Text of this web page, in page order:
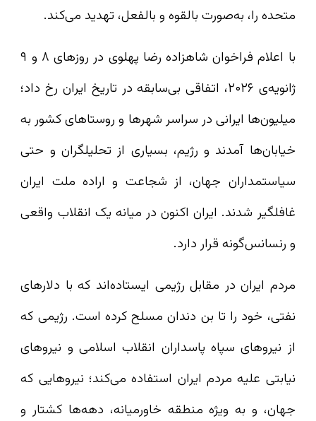
متحده را، به‌صورت بالقوه و بالفعل، تهدید می‌کند.
با اعلام فراخوان شاهزاده رضا پهلوی در روزهای ۸ و ۹
ژانویه‌ی ۲۰۲۶، اتفاقی بی‌سابقه در تاریخ ایران رخ داد؛
میلیون‌ها ایرانی در سراسر شهرها و روستاهای کشور به
خیابان‌ها آمدند و رژیم، بسیاری از تحلیلگران و حتی
سیاستمداران جهان، از شجاعت و اراده‌ ملت ایران
غافلگیر شدند. ایران اکنون در میانه‌ یک انقلاب واقعی
و رنسانس‌گونه قرار دارد.
مردم ایران در مقابل رژیمی ایستاده‌اند که با دلارهای
نفتی، خود را تا بن دندان مسلح کرده است. رژیمی که
از نیروهای سپاه پاسداران انقلاب اسلامی و نیروهای
نیابتی علیه مردم ایران استفاده می‌کند؛ نیروهایی که
جهان، و به‌ ویژه منطقه‌ خاورمیانه، دهه‌ها کشتار و